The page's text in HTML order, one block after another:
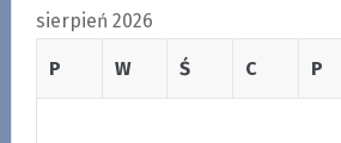
sierpień 2026
P W Ś C P